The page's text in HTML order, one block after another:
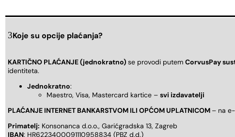
Koje su opcije plaćanja?
KARTIČNO PLAĆANJE (jednokratno) se provodi putem CorvusPay
identiteta.
Jednokratno:
Maestro, Visa, Mastercard kartice – svi izdavatelji
PLAĆANJE INTERNET BANKARSTVOM ILI OPĆOM UPLATNICOM – na
Primatelj: Konsonanca d.o.o., Garićgradska 13, Zagreb
IBAN: HR6223400091110958834 (PBZ d.d.)